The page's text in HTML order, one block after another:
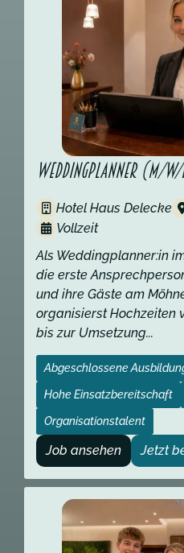
Weddingplanner (m/
Hotel Haus Delecke
Vollzeit
Als Weddingplanner:in
die erste
und ihre Gäste am
organisierst Hochzeiten
bis zur Umsetzung...
Abgeschlossene
Hohe Einsatzbereitschaft
Organisationstalent
Job ansehen Jetzt